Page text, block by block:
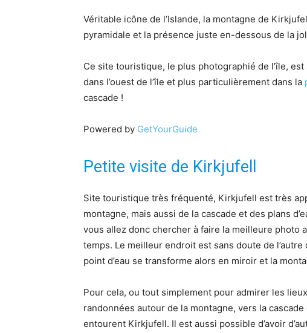
Véritable icône de l’Islande, la montagne de
pyramidale et la présence juste en-dessous de la
Ce site touristique, le plus photographié de l’île,
dans l’ouest de l’île et plus particulièrement dans la
cascade !
Powered by GetYourGuide
Petite visite de Kirkjufell
Site touristique très fréquenté, Kirkjufell est très
montagne, mais aussi de la cascade et des plans
vous allez donc chercher à faire la meilleure
temps. Le meilleur endroit est sans doute de
point d’eau se transforme alors en miroir et la
Pour cela, ou tout simplement pour admirer les
randonnées autour de la montagne, vers la
entourent Kirkjufell. Il est aussi possible d’avoir